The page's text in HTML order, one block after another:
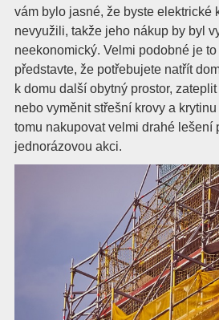
vám bylo jasné, že byste elektrické
nevyužili, takže jeho nákup by byl
neekonomický. Velmi podobné je
představte, že potřebujete natřít
k domu další obytný prostor,
nebo vyměnit střešní krovy a
tomu nakupovat velmi drahé lešení
jednorázovou akci.